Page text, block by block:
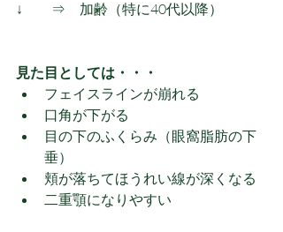
↓　　⇒　加齢（特に40代以降）
見た目としては・・・
フェイスラインが崩れる
口角が下がる
目の下のふくらみ（眼窩脂肪の下
垂）
頬が落ちてほうれい線が深くなる
二重顎になりやすい